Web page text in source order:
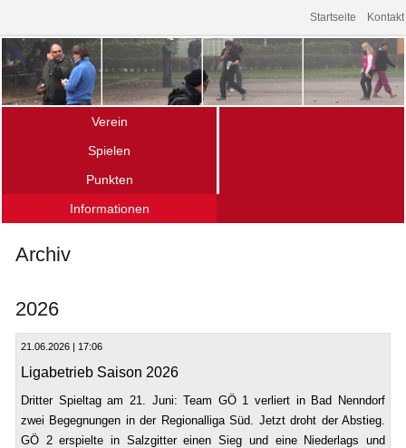
Startseite Kontakt
Verein
Über uns – die Fakten
Mitgliedschaft
Spielen
Spielen im Verein
Unser Spielort
Punkten
Ligamannschaften
Vereinsturniere
Informationen
Archiv
2026
21.06.2026 | 17:06
Ligabetrieb Saison 2026
Dritter Spieltag am 21. Juni: Team GÖ 1 verliert in Bad Nenndorf
zwei Begegnungen in der Regionalliga Süd. Jetzt droht der Abstieg.
GÖ 2 erspielte in Salzgitter einen Sieg und eine Niederlags und